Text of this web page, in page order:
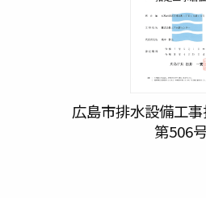
広島市排水設備工
第506